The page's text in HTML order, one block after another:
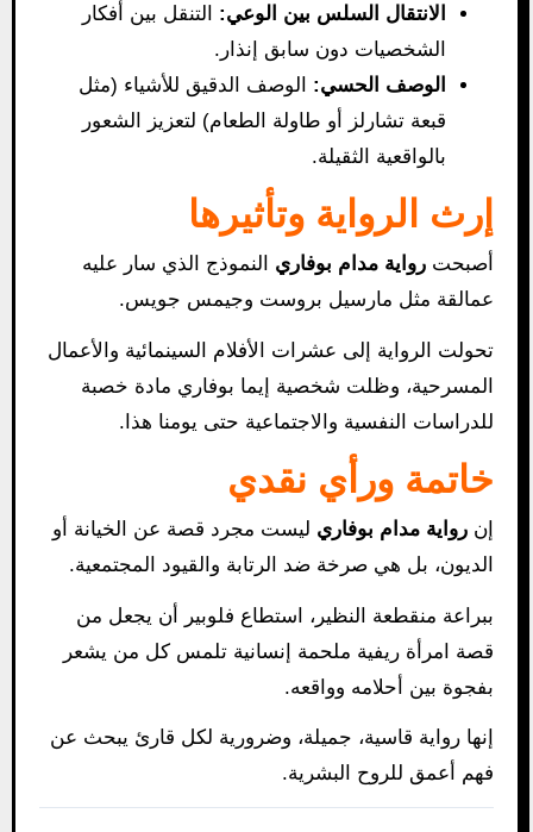
الانتقال السلس بين الوعي: التنقل بين أفكار
الشخصيات دون سابق إنذار.
الوصف الحسي: الوصف الدقيق للأشياء (مثل
قبعة تشارلز أو طاولة الطعام) لتعزيز الشعور
بالواقعية الثقيلة.
إرث الرواية وتأثيرها
أصبحت رواية مدام بوفاري النموذج الذي سار عليه
عمالقة مثل مارسيل بروست وجيمس جويس.
تحولت الرواية إلى عشرات الأفلام السينمائية والأعمال
المسرحية، وظلت شخصية إيما بوفاري مادة خصبة
للدراسات النفسية والاجتماعية حتى يومنا هذا.
خاتمة ورأي نقدي
إن رواية مدام بوفاري ليست مجرد قصة عن الخيانة أو
الديون، بل هي صرخة ضد الرتابة والقيود المجتمعية.
ببراعة منقطعة النظير، استطاع فلوبير أن يجعل من
قصة امرأة ريفية ملحمة إنسانية تلمس كل من يشعر
بفجوة بين أحلامه وواقعه.
إنها رواية قاسية، جميلة، وضرورية لكل قارئ يبحث عن
فهم أعمق للروح البشرية.